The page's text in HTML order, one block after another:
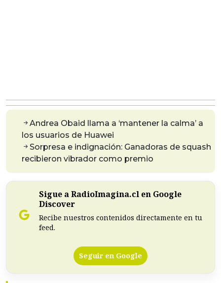
Andrea Obaid llama a ‘mantener la calma’ a
los usuarios de Huawei
Sorpresa e indignación: Ganadoras de squash
recibieron vibrador como premio
Sigue a RadioImagina.cl en Google
Discover
Recibe nuestros contenidos directamente en tu
feed.
Seguir en Google